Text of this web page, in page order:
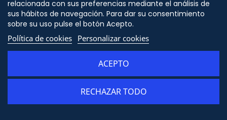
Partners
Atención al cliente
relacionada con sus preferencias mediante el análisis de
sus hábitos de navegación. Para dar su consentimiento
sobre su uso pulse el botón Acepto.
Política de cookies Personalizar cookies
RECHAZAR TODO
ACEPTO